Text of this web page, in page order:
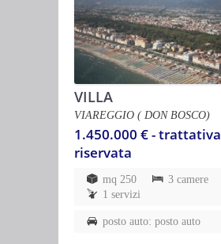
VILLA
VIAREGGIO ( DON BOSCO)
1.450.000 € - trattativa
riservata
mq 250
3 camere
1 servizi
posto auto: posto auto